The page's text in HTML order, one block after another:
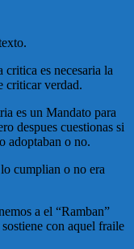
es necesaria la
criticar verdad.
es un Mandato para
despues cuestionas si
adoptaban o no.
cumplian o no era
a el “Ramban”
con aquel fraile